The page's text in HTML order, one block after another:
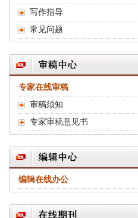
写作指导
常见问题
专家在线审稿
审稿须知
专家审稿意见书
编辑在线办公